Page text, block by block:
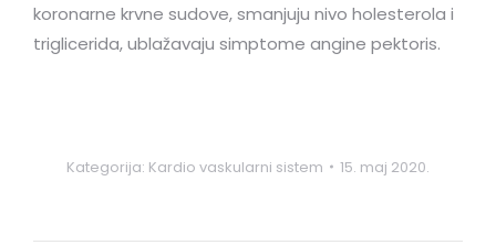
koronarne krvne sudove, smanjuju nivo holesterola i
triglicerida, ublažavaju simptome angine pektoris.
Kategorija: Kardio vaskularni sistem 15. maj 2020.